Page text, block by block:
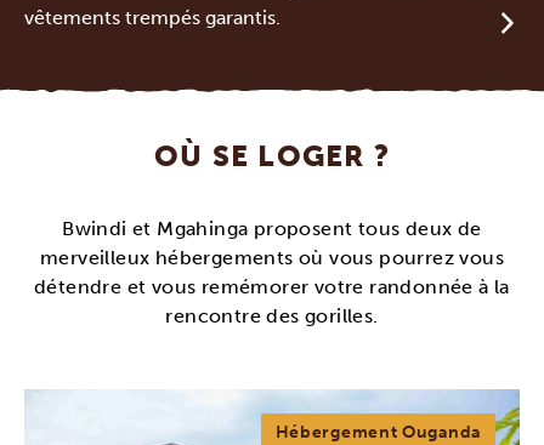
vêtements trempés garantis.
OÙ SE LOGER ?
Bwindi et Mgahinga proposent tous deux de
merveilleux hébergements où vous pourrez vous
détendre et vous remémorer votre randonnée à la
rencontre des gorilles.
Hébergement Ouganda